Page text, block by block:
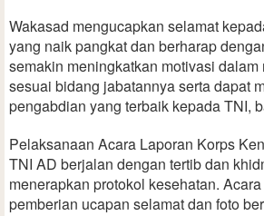
Wakasad mengucapkan selamat
yang naik pangkat dan berharap
semakin meningkatkan motivasi
sesuai bidang jabatannya serta dapat
pengabdian yang terbaik kepada TNI,
Pelaksanaan Acara Laporan Korps
TNI AD berjalan dengan tertib dan
menerapkan protokol kesehatan.
pemberian ucapan selamat dan foto